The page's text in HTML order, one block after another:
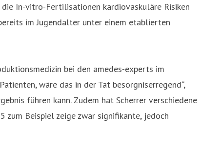
In-vitro-Fertilisationen kardiovaskuläre Risiken
im Jugendalter unter einem etablierten
bei den amedes-experts im
wäre das in der Tat besorgniserregend“,
führen kann. Zudem hat Scherrer verschiedene
zum Beispiel zeige zwar signifikante, jedoch